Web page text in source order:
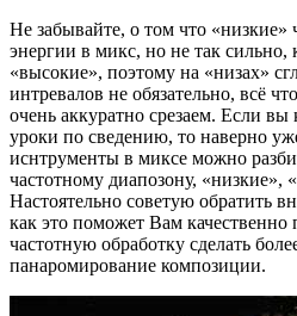
Не забывайте, о том что «низкие»
энергии в микс, но не так сильно,
«высокие», поэтому на «низах»
интревалов не обязательно, всё
очень аккуратно срезаем. Если вы
уроки по сведению, то наверно
иснтрументы в миксе можно
частотному диапозону, «низкие»,
Настоятельно советую обратить
как это поможет Вам
частотную обработку сделать
панаромирование композиции.